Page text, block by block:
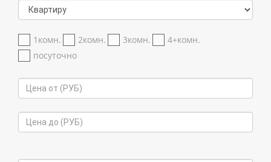
1комн. 2комн. 3комн.
4+комн.
посуточно